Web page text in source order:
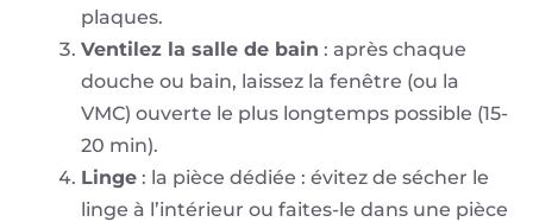
plaques.
Ventilez la salle de bain : après chaque
douche ou bain, laissez la fenêtre (ou la
VMC) ouverte le plus longtemps possible (15-
20 min).
Linge : la pièce dédiée : évitez de sécher le
linge à l’intérieur ou faites-le dans une pièce